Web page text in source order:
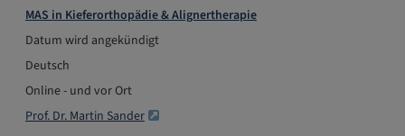
MAS in Kieferorthopädie & Alignertherapie
Datum wird angekündigt
Deutsch
Online - und vor Ort
Prof. Dr. Martin Sander